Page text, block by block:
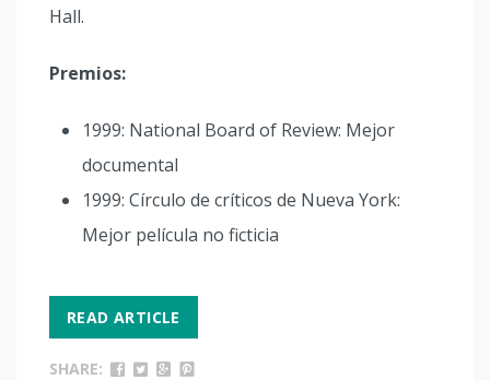
Hall.
Premios:
1999: National Board of Review: Mejor
documental
1999: Círculo de críticos de Nueva York:
Mejor película no ficticia
READ ARTICLE
SHARE: